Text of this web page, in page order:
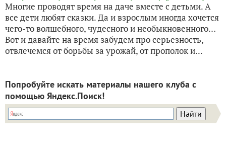
Многие проводят время на даче вместе с детьми. А
все дети любят сказки. Да и взрослым иногда хочется
чего-то волшебного, чудесного и необыкновенного…
Вот и давайте на время забудем про серьезность,
отвлечемся от борьбы за урожай, от прополок и...
Попробуйте искать материалы нашего клуба с
помощью Яндекс.Поиск!